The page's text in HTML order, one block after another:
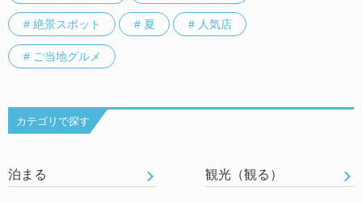
# 絶景スポット # 夏 # 人気店
# ご当地グルメ
カテゴリで探す
泊まる 観光（観る）